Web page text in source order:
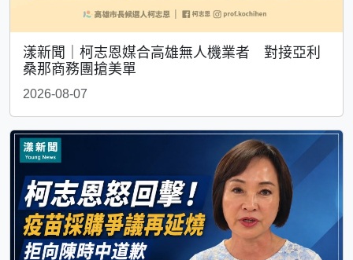
漾新聞｜柯志恩媒合高雄無人機業者 對接亞利
桑那商務團搶美單
2026-08-07